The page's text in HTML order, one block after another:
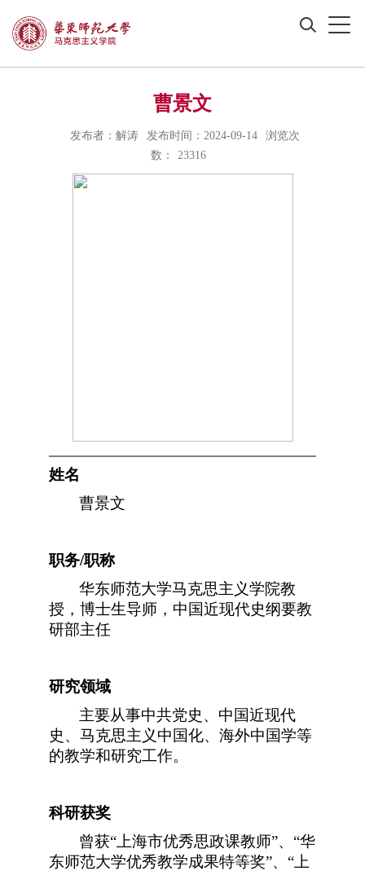
曹景文
发布者：解涛 发布时间：2024-09-14
浏览次
数：
23316
姓名
曹景文
职务/职称
华东师范大学马克思主义学院教
授，博士生导师，中国近现代史纲要教
研部主任
研究领域
主要从事中共党史、中国近现代
史、马克思主义中国化、海外中国学等
的教学和研究工作。
科研获奖
曾获“上海市优秀思政课教师”、“华
东师范大学优秀教学成果特等奖”、“上